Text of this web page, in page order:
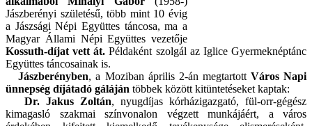
Jászberényi születésű, több mint 10 évig
a Jászsági Népi Együttes táncosa, ma a
Magyar Állami Népi Együttes vezetője
Kossuth-díjat vett át. Példaként szolgál az Iglice Gyermeknéptánc
Együttes táncosainak is.
Jászberényben, a Moziban április 2-án megtartott Város Napi
ünnepség díjátadó gáláján többek között kitüntetéseket kaptak:
Dr. Jakus Zoltán, nyugdíjas kórházigazgató, fül-orr-gégész
kimagasló szakmai színvonalon végzett munkájáért, a város